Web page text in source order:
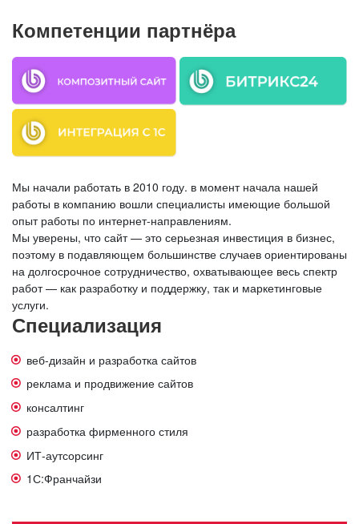
Компетенции партнёра
Мы начали работать в 2010 году. в момент начала нашей
работы в компанию вошли специалисты имеющие большой
опыт работы по интернет-направлениям.
Мы уверены, что сайт — это серьезная инвестиция в бизнес,
поэтому в подавляющем большинстве случаев ориентированы
на долгосрочное сотрудничество, охватывающее весь спектр
работ — как разработку и поддержку, так и маркетинговые
услуги.
Специализация
веб-дизайн и разработка сайтов
реклама и продвижение сайтов
консалтинг
разработка фирменного стиля
ИТ-аутсорсинг
1С:Франчайзи